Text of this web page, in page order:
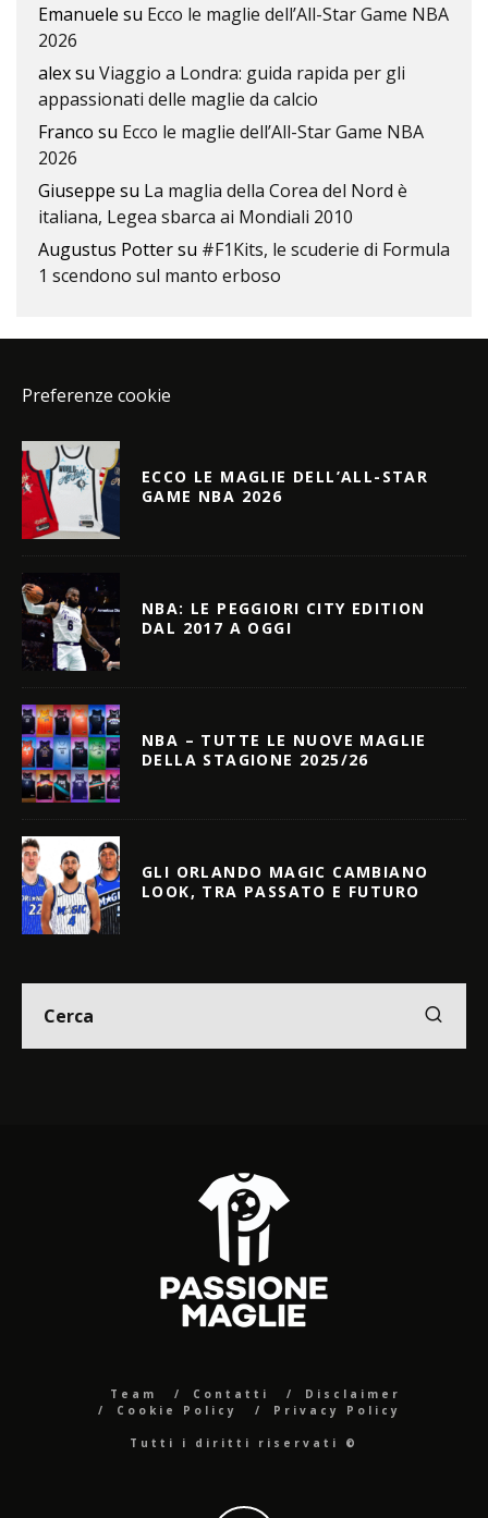
Emanuele su Ecco le maglie dell’All-Star Game NBA
2026
alexsu Viaggio a Londra: guida rapida per gli
appassionati delle maglie da calcio
Franco su Ecco le maglie dell’All-Star Game NBA
2026
Giuseppe su La maglia della Corea del Nord è
italiana, Legea sbarca ai Mondiali 2010
Augustus Pottersu #F1Kits, le scuderie di Formula
1 scendono sul manto erboso
Preferenze cookie
ECCO LE MAGLIE DELL’ALL-STAR
GAME NBA 2026
NBA: LE PEGGIORI CITY EDITION
DAL 2017 A OGGI
NBA – TUTTE LE NUOVE MAGLIE
DELLA STAGIONE 2025/26
GLI ORLANDO MAGIC CAMBIANO
LOOK, TRA PASSATO E FUTURO
Team Contatti
Disclaimer
Cookie Policy
Privacy Policy
Tutti i diritti riservati ©